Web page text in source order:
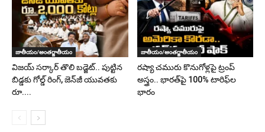
జాతీయం/అంతర్జాతీయం
విజయ్ సర్కార్ తొలి బడ్జెట్.. పుట్టిన
బిడ్డకు గోల్డ్ రింగ్, జెన్‌జీ యువతకు
రూ....
జాతీయం/అంతర్జాతీయం
రష్యా చమురు కొనుగోళ్లపై ట్రంప్
అస్త్రం.. భారత్‌పై 100% టారిఫ్‌ల
భారం